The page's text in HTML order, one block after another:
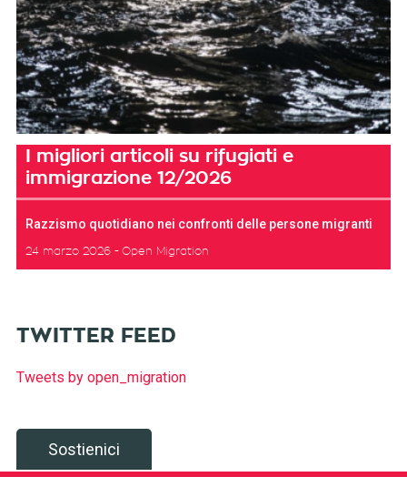
I migliori articoli su rifugiati e
immigrazione 12/2026
Razzismo quotidiano nei confronti delle persone migranti
24 marzo 2026 Open Migration
TWITTER FEED
Tweets by open_migration
Sostienici